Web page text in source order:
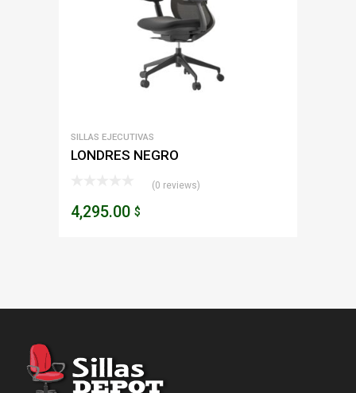
SILLAS EJECUTIVAS
LONDRES NEGRO
(0 reviews)
4,295.00 $